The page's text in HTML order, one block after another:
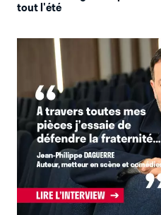
tout l'été